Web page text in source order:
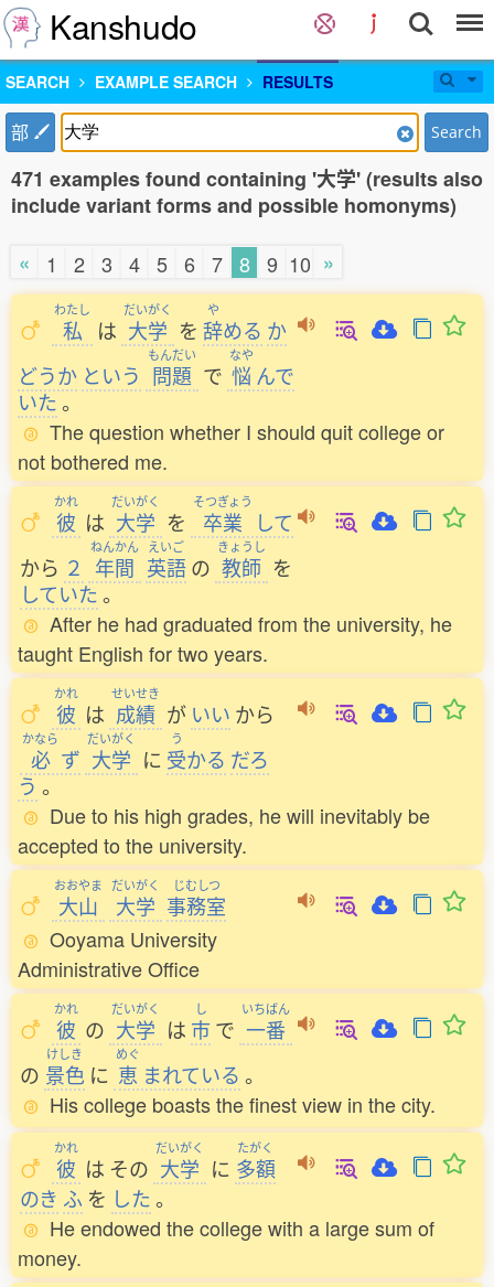
Kanshudo
SEARCH EXAMPLE SEARCH RESULTS
部 Search
471 examples found containing '大学' (results also
include variant forms and possible homonyms)
« 1 2 3 4 5 6 7 8 9 10 »
わたし
私 は
だいがく
大学 を
や
辞める か
どうか という
もんだい
問題 で
なや
悩 んで
いた。
The question whether I should quit college or
not bothered me.
かれ
彼 は
だいがく
大学 を
そつぎょう
卒業
して
から ２
ねんかん
年間
えいご
英語 の
きょうし
教師 を
していた。
After he had graduated from the university, he
taught English for two years.
かれ
彼 は
せいせき
成績 が いい から
かなら
必 ず
だいがく
大学 に
う
受かる だろ
う 。
Due to his high grades, he will inevitably be
accepted to the university.
おおやま
大山
だいがく
大学
じむしつ
事務室
Ooyama University
Administrative Office
かれ
彼 の
だいがく
大学 は
し
市 で
いちばん
一番
の
けしき
景色 に
めぐ
恵 まれている 。
His college boasts the finest view in the city.
かれ
彼 は その
だいがく
大学 に
たがく
多額
のき ふ を した。
He endowed the college with a large sum of
money.